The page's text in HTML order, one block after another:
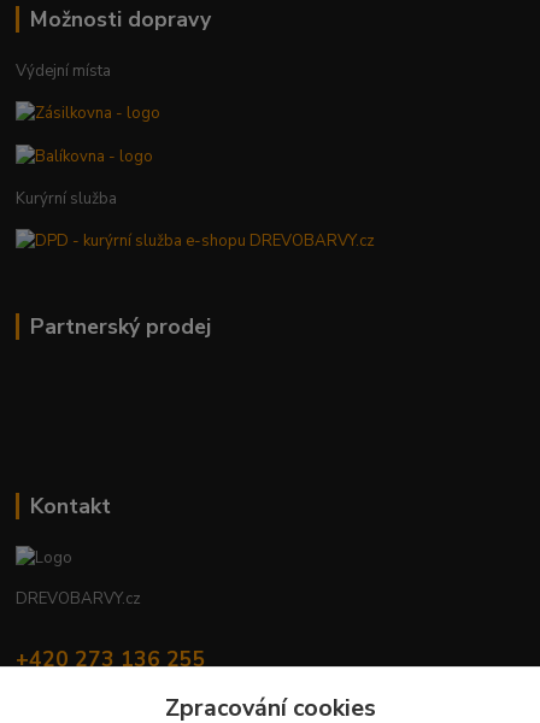
Možnosti dopravy
Výdejní místa
Kurýrní služba
Partnerský prodej
Kontakt
DREVOBARVY.cz
+420 273 136 255
Zpracování cookies